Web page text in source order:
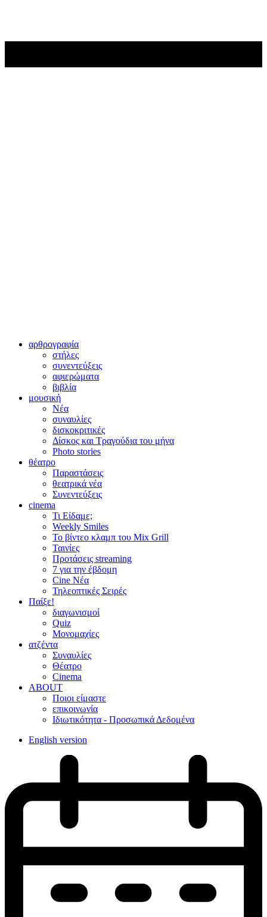
αρθρογραφία
στήλες
συνεντεύξεις
αφιερώματα
βιβλία
μουσική
Νέα
συναυλίες
δισκοκριτικές
Δίσκος και Τραγούδια του μήνα
Photo stories
θέατρο
Παραστάσεις
θεατρικά νέα
Συνεντεύξεις
cinema
Τι Είδαμε;
Weekly Smiles
Το βίντεο κλαμπ του Mix Grill
Ταινίες
Προτάσεις streaming
7 για την έβδομη
Cine Νέα
Τηλεοπτικές Σειρές
Παίξε!
διαγωνισμοί
Quiz
Μονομαχίες
ατζέντα
Συναυλίες
Θέατρο
Cinema
ABOUT
Ποιοι είμαστε
επικοινωνία
Ιδιωτικότητα - Προσωπικά Δεδομένα
English version